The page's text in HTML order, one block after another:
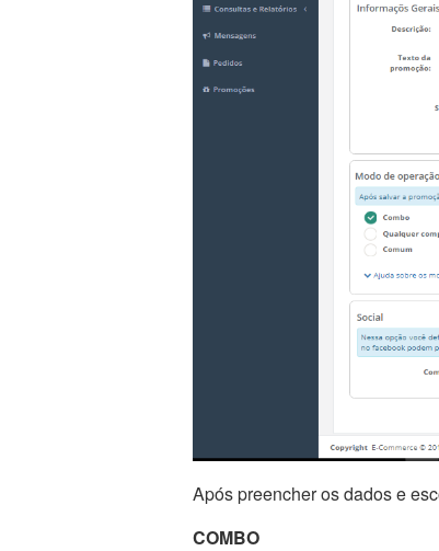
Após preencher os dados e
COMBO